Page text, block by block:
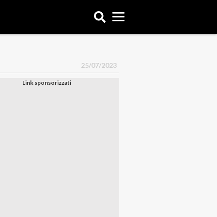
25/07/2023